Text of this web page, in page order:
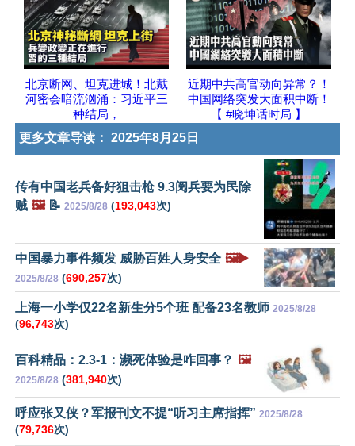
北京断网、坦克进城！北戴
河密会暗流汹涌：习近平三
种结局，
近期中共高官动向异常？！
中国网络突发大面积中断！
【 #晓坤话时局 】
更多文章导读： 2025年8月25日
传有中国老兵备好狙击枪 9.3阅兵要为民除
贼 🖼️📝 2025/8/28 (193,043次)
中国暴力事件频发 威胁百姓人身安全 🖼️▶️
2025/8/28 (690,257次)
上海一小学仅22名新生分5个班 配备23名教师 2025/8/28
(96,743次)
百科精品：2.3-1：濒死体验是咋回事？ 🖼️
2025/8/28 (381,940次)
呼应张又侠？军报刊文不提“听习主席指挥” 2025/8/28
(79,736次)